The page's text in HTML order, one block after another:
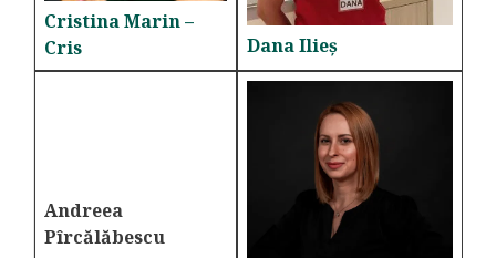
Cristina Marin –
Cris
Dana Ilieș
Andreea
Pîrcălăbescu